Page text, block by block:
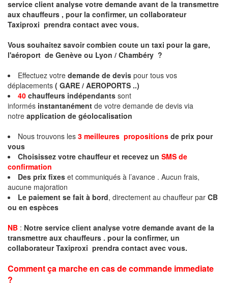
service client analyse votre demande avant de la transmettre
aux chauffeurs , pour la confirmer, un collaborateur
Taxiproxi prendra contact avec vous.
Vous souhaitez savoir combien coute un taxi pour la gare,
l'aéroport de Genève ou Lyon / Chambéry ?
Effectuez votre demande de devis pour tous vos
déplacements ( GARE / AEROPORTS ..)
40 chauffeurs indépendants sont
informés instantanément de votre demande de devis via
notre application de géolocalisation
Nous trouvons les 3 meilleures propositions de prix pour
vous
Choisissez votre chauffeur et recevez un SMS de
confirmation
Des prix fixes et communiqués à l’avance . Aucun frais,
aucune majoration
Le paiement se fait à bord, directement au chauffeur par CB
ou en espèces
NB : Notre service client analyse votre demande avant de la
transmettre aux chauffeurs . pour la confirmer, un
collaborateur Taxiproxi prendra contact avec vous.
Comment ça marche en cas de commande immediate
?